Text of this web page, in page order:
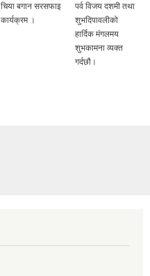
चिया बगान सरसफाइ
कार्यक्रम ।
पर्व विजय दशमी तथा
शुभदिपावलीको
हार्दिक मंगलमय
शुभकामना व्यक्त
गर्दछौ।